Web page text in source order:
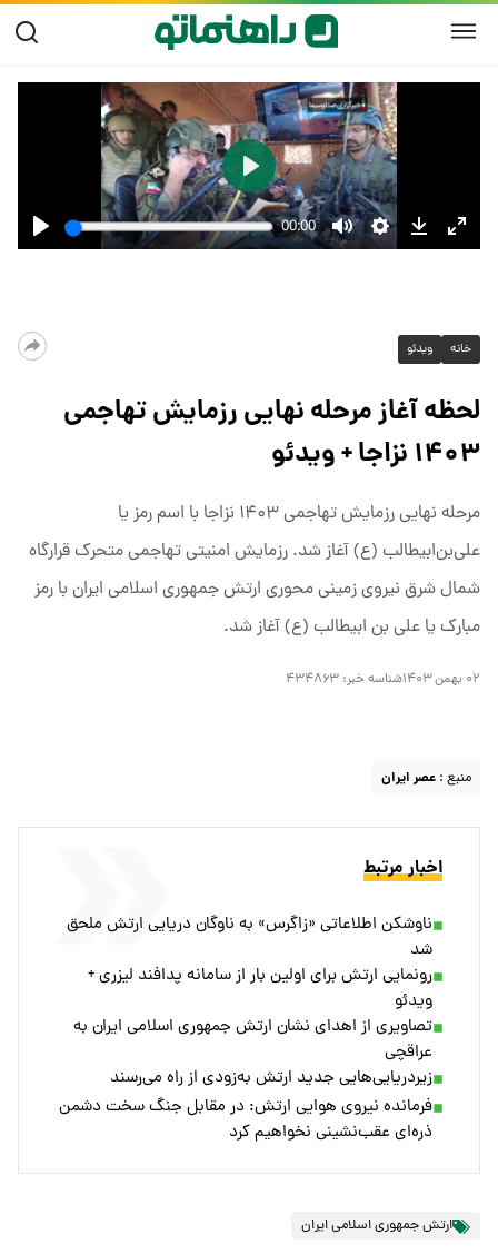
خانه ویدئو
لحظه آغاز مرحله نهایی رزمایش تهاجمی
۱۴۰۳ نزاجا + ویدئو
مرحله نهایی رزمایش تهاجمی ۱۴۰۳ نزاجا با اسم رمز یا
علی‌بن‌ابیطالب (ع) آغاز شد. رزمایش امنیتی تهاجمی متحرک قرارگاه
شمال شرق نیروی زمینی محوری ارتش جمهوری اسلامی ایران با رمز
مبارک یا علی بن ابیطالب (ع) آغاز شد.
۰۲ بهمن ۱۴۰۳ شناسه خبر: ۴۳۴۸۶۳
منبع : عصر ایران
اخبار مرتبط
ناوشکن اطلاعاتی «زاگرس» به ناوگان دریایی ارتش ملحق
شد
رونمایی ارتش برای اولین بار از سامانه پدافند لیزری +
ویدئو
تصاویری از اهدای نشان ارتش جمهوری اسلامی ایران به
عراقچی
زیردریایی‌هایی جدید ارتش به‌زودی از راه می‌رسند
فرمانده نیروی هوایی ارتش: در مقابل جنگ سخت دشمن
ذره‌ای عقب‌نشینی نخواهیم کرد
ارتش جمهوری اسلامی ایران